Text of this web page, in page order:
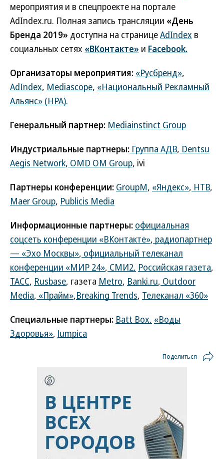
мероприятия и в спецпроекте на портале
AdIndex.ru. Полная запись трансляции «День
Бренда 2019» доступна на страницеAdIndex в
социальных сетях «ВКонтакте» и Facebook.
Организаторы мероприятия: «Русбренд»,
AdIndex, Mediascope, «Национальный Рекламный
Альянс» (НРА).
Генеральный партнер: Mediainstinct Group
Индустриальные партнеры: Группа АДВ, Dentsu
Aegis Network, OMD OM Group, ivi
Партнеры конференции: GroupM, «Яндекс», НТВ,
Maer Group, Publicis Media
Информационные партнеры: официальная
соцсеть конференции «ВКонтакте», радиопартнер
— «Эхо Москвы», официальный телеканал
конференции «МИР 24», СМИ2, Российская газета,
ТАСС, Rusbase, газета Metro, Banki.ru, Outdoor
Media, «Прайм»,Breaking Trends, Телеканал «360»
Специальные партнеры: Batt Box, «Воды
Здоровья», Jumpica
Поделиться